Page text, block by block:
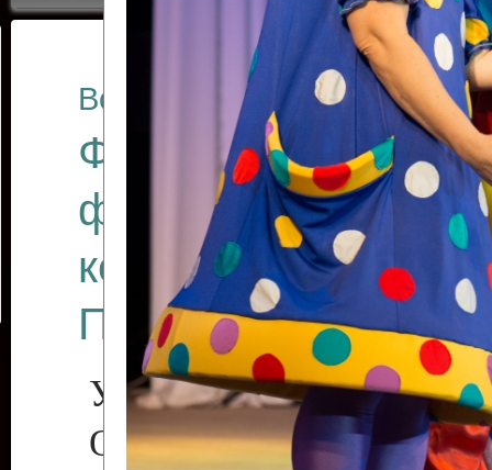
ОТЧЕТЫ ГКЦ
Все отчеты
Финал
фестиваля
коллективов
Приднестровского
Участники фестиваля:
Образцовый